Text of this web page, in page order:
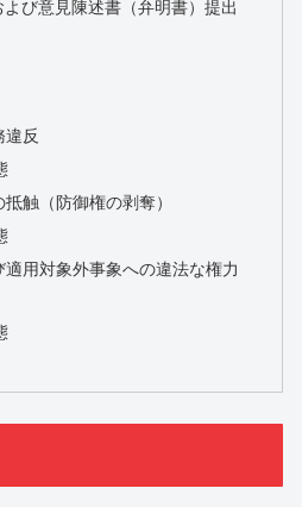
反
触（防御権の剥奪）
用対象外事象への違法な権力